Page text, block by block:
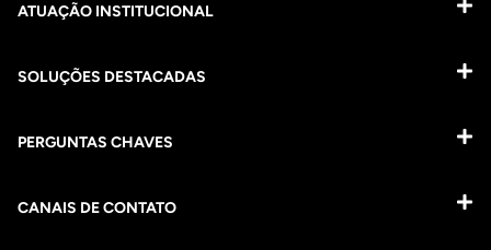
ATUAÇÃO INSTITUCIONAL
SOLUÇÕES DESTACADAS
PERGUNTAS CHAVES​
CANAIS DE CONTATO